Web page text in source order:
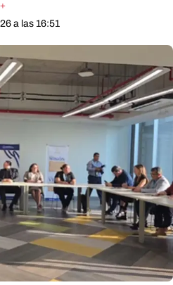
a las 16:51